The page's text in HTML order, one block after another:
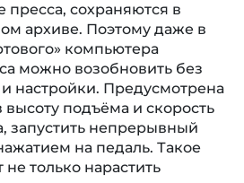
пресса, сохраняются в
архиве. Поэтому даже в
компьютера
можно возобновить без
настройки. Предусмотрена
высоту подъёма и скорость
непрерывный
на педаль. Такое
только нарастить